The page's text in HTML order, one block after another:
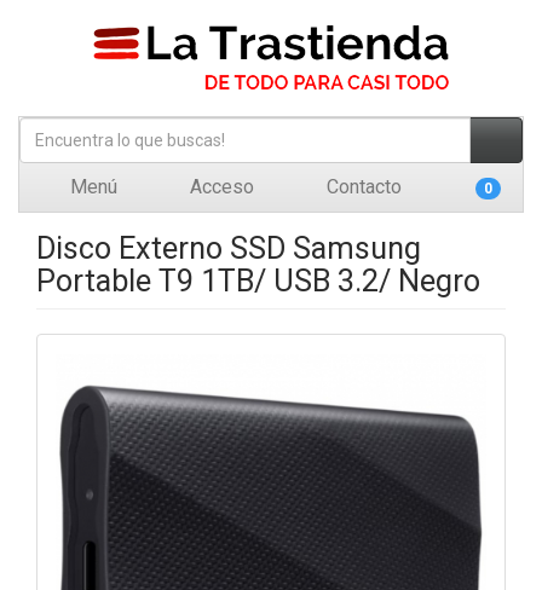
Menú Acceso Contacto 0
Disco Externo SSD Samsung
Portable T9 1TB/ USB 3.2/ Negro